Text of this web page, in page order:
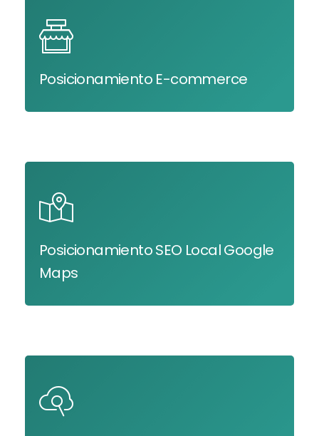
Posicionamiento E-commerce
Posicionamiento SEO Local Google
Maps